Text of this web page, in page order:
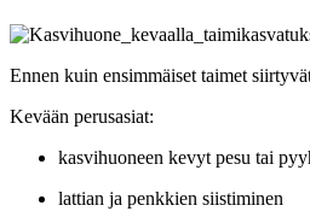
Ennen kuin ensimmäiset taimet
Kevään perusasiat:
kasvihuoneen kevyt pesu tai
lattian ja penkkien siistiminen